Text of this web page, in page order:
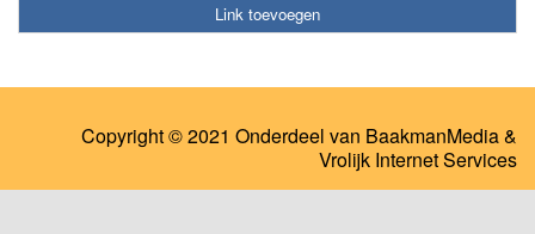
Link toevoegen
Copyright © 2021 Onderdeel van BaakmanMedia&
Vrolijk Internet Services